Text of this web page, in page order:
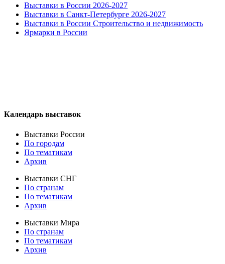
Выставки в России 2026-2027
Выставки в Санкт-Петербурге 2026-2027
Выставки в России Строительство и недвижимость
Ярмарки в России
Календарь выставок
Выставки России
По городам
По тематикам
Архив
Выставки СНГ
По странам
По тематикам
Архив
Выставки Мира
По странам
По тематикам
Архив